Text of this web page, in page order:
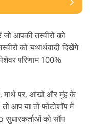
जो आपकी तस्वीरों को
को यथार्थवादी दिखेंगे
परिणाम 100%
माथे पर, आंखों और मुंह के
आप या तो फोटोशॉप में
को सौंप